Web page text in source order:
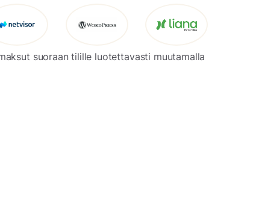
suoraan tilille luotettavasti muutamalla